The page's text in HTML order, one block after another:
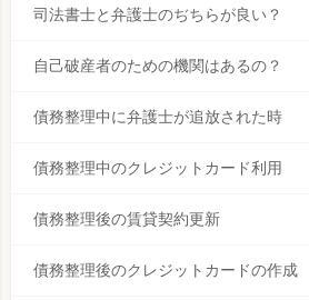
司法書士と弁護士のぢちらが良い？
自己破産者のための機関はあるの？
債務整理中に弁護士が追放された時
債務整理中のクレジットカード利用
債務整理後の賃貸契約更新
債務整理後のクレジットカードの作成